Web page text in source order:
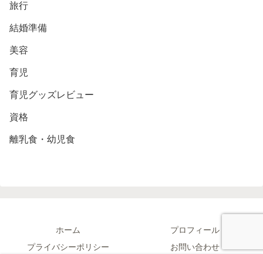
旅行
結婚準備
美容
育児
育児グッズレビュー
資格
離乳食・幼児食
ホーム
プロフィール
プライバシーポリシー
お問い合わせ